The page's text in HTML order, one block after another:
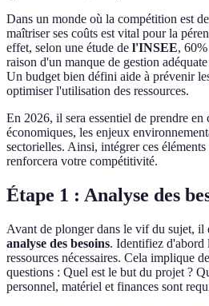
Dans un monde où la compétition est
maîtriser ses coûts est vital pour la
effet, selon une étude de l'INSEE,
raison d'un manque de gestion
Un budget bien défini aide à prévenir
optimiser l'utilisation des ressources.
En 2026, il sera essentiel de prendre
économiques, les enjeux
sectorielles. Ainsi, intégrer ces
renforcera votre compétitivité.
Étape 1 : Analyse des
Avant de plonger dans le vif du sujet, il
analyse des besoins. Identifiez d'abord
ressources nécessaires. Cela implique
questions : Quel est le but du projet ?
personnel, matériel et finances sont